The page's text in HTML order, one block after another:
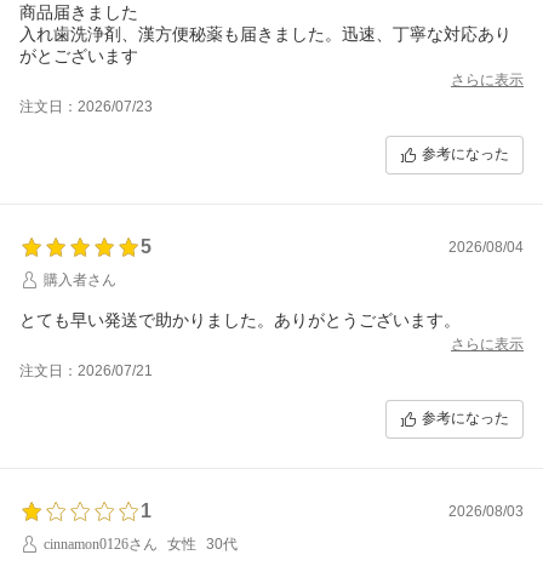
商品届きました
入れ歯洗浄剤、漢方便秘薬も届きました。迅速、丁寧な対応あり
がとございます
さらに表示
注文日：2026/07/23
参考になった
5
2026/08/04
購入者さん
とても早い発送で助かりました。ありがとうございます。
さらに表示
注文日：2026/07/21
参考になった
1
2026/08/03
cinnamon0126さん
女性 30代